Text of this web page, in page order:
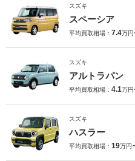
スズキ
スペーシア
平均買取相場： 7.4万円
スズキ
アルトラパン
平均買取相場： 4.1万円
スズキ
ハスラー
平均買取相場： 19万円